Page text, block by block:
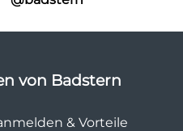
von Badstern
& Vorteile